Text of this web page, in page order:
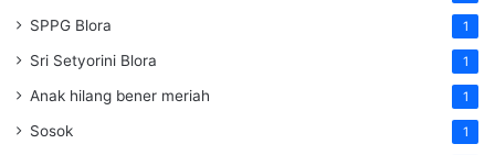
SPPG Blora 1
Sri Setyorini Blora 1
Anak hilang bener meriah 1
Sosok 1